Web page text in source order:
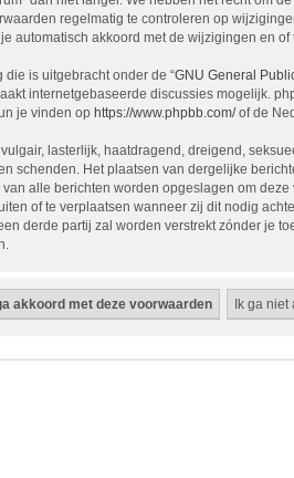
regelmatig te controleren op
automatisch akkoord met de wijzigingen en
is uitgebracht onder de “GNU General
internetgebaseerde discussies mogelijk.
je vinden op https://www.phpbb.com/of de
lasterlijk, haatdragend, dreigend,
schenden. Het plaatsen van dergelijke
alle berichten worden opgeslagen om
of te verplaatsen wanneer zij dit nodig
derde partij zal worden verstrekt zónder je